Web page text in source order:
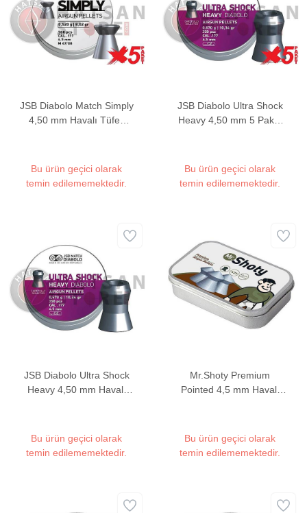
JSB Diabolo Match Simply
4,50 mm Havalı Tüfek
Bu ürün geçici olarak
temin edilememektedir.
JSB Diabolo Ultra Shock
Heavy 4,50 mm 5 Paket
Bu ürün geçici olarak
temin edilememektedir.
JSB Diabolo Ultra Shock
Heavy 4,50 mm Havalı
Bu ürün geçici olarak
temin edilememektedir.
Mr.Shoty Premium
Pointed 4,5 mm Havalı
Bu ürün geçici olarak
temin edilememektedir.